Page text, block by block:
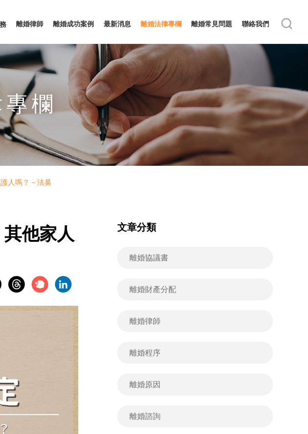
離婚律師 離婚成功案例 最新消息 離婚法律專欄 離婚常見問題 聯絡我們
欄
人嗎？－法巢
他家人
文章分類
離婚協議書
離婚財產分配
離婚律師
離婚程序
離婚原因
離婚諮詢